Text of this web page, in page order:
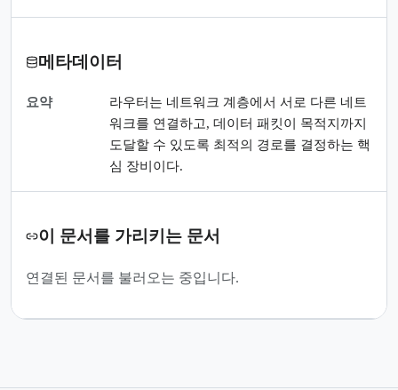
메타데이터
요약
라우터는 네트워크 계층에서 서로 다른 네트
워크를 연결하고, 데이터 패킷이 목적지까지
도달할 수 있도록 최적의 경로를 결정하는 핵
심 장비이다.
이 문서를 가리키는 문서
연결된 문서를 불러오는 중입니다.